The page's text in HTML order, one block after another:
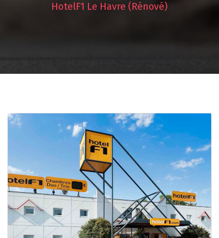
HotelF1 Le Havre (rénové)